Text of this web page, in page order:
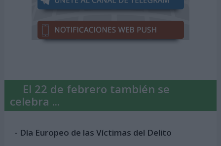
El 22 de febrero también se
celebra ...
- Día Europeo de las Víctimas del Delito